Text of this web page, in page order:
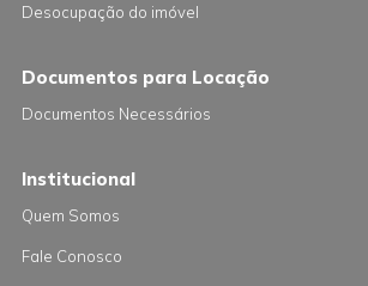
Desocupação do imóvel
Documentos para Locação
Documentos Necessários
Institucional
Quem Somos
Fale Conosco